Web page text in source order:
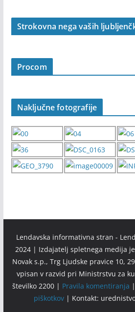
Strokovna nega vaših
Procom
Naključne fotografije
Lendavska informativna stran -
2024 | Izdajatelj spletnega medija
Novak s.p., Trg Ljudske pravice 10,
vpisan v razvid pri Ministrstvu za
številko 2200 | Pravila komentiranja |
piškotkov| Kontakt: